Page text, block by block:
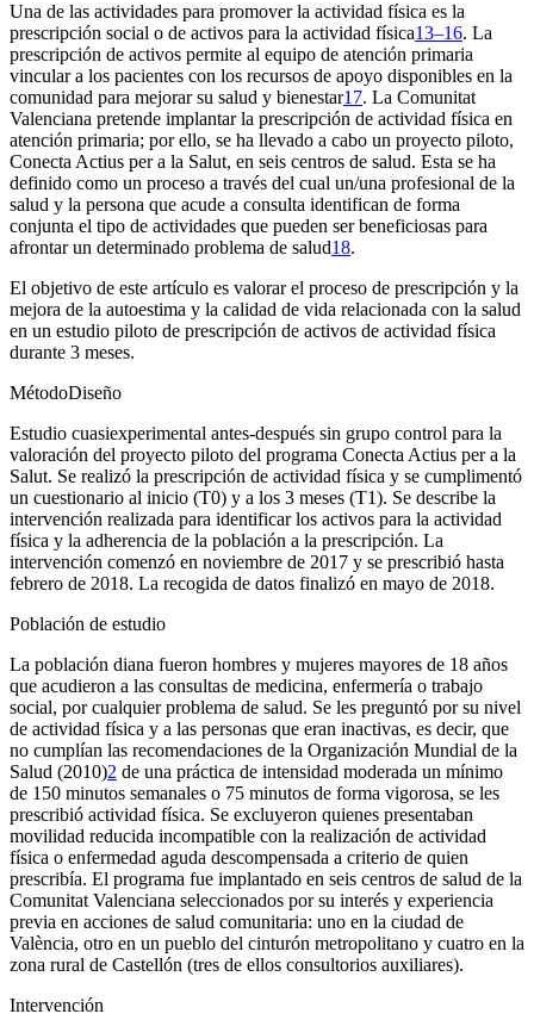
Una de las actividades para promover la actividad física es la
prescripción social o de activos para la actividad física13–16. La
prescripción de activos permite al equipo de atención primaria
vincular a los pacientes con los recursos de apoyo disponibles en la
comunidad para mejorar su salud y bienestar17. La Comunitat
Valenciana pretende implantar la prescripción de actividad física en
atención primaria; por ello, se ha llevado a cabo un proyecto piloto,
Conecta Actius per a la Salut, en seis centros de salud. Esta se ha
definido como un proceso a través del cual un/una profesional de la
salud y la persona que acude a consulta identifican de forma
conjunta el tipo de actividades que pueden ser beneficiosas para
afrontar un determinado problema de salud18.
El objetivo de este artículo es valorar el proceso de prescripción y la
mejora de la autoestima y la calidad de vida relacionada con la salud
en un estudio piloto de prescripción de activos de actividad física
durante 3 meses.
MétodoDiseño
Estudio cuasiexperimental antes-después sin grupo control para la
valoración del proyecto piloto del programa Conecta Actius per a la
Salut. Se realizó la prescripción de actividad física y se cumplimentó
un cuestionario al inicio (T0) y a los 3 meses (T1). Se describe la
intervención realizada para identificar los activos para la actividad
física y la adherencia de la población a la prescripción. La
intervención comenzó en noviembre de 2017 y se prescribió hasta
febrero de 2018. La recogida de datos finalizó en mayo de 2018.
Población de estudio
La población diana fueron hombres y mujeres mayores de 18 años
que acudieron a las consultas de medicina, enfermería o trabajo
social, por cualquier problema de salud. Se les preguntó por su nivel
de actividad física y a las personas que eran inactivas, es decir, que
no cumplían las recomendaciones de la Organización Mundial de la
Salud (2010)2 de una práctica de intensidad moderada un mínimo
de 150 minutos semanales o 75 minutos de forma vigorosa, se les
prescribió actividad física. Se excluyeron quienes presentaban
movilidad reducida incompatible con la realización de actividad
física o enfermedad aguda descompensada a criterio de quien
prescribía. El programa fue implantado en seis centros de salud de la
Comunitat Valenciana seleccionados por su interés y experiencia
previa en acciones de salud comunitaria: uno en la ciudad de
València, otro en un pueblo del cinturón metropolitano y cuatro en la
zona rural de Castellón (tres de ellos consultorios auxiliares).
Intervención